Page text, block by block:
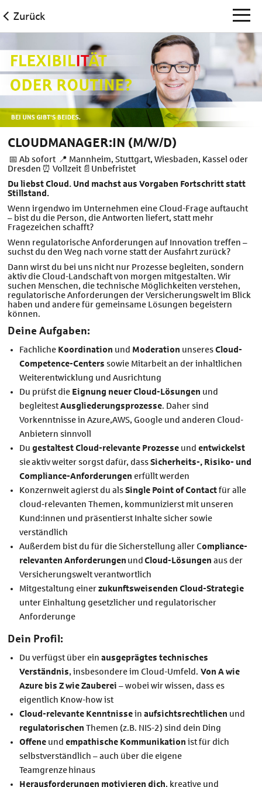
Zurück
CLOUDMANAGER:IN (M/W/D)
📅 Ab sofort 📍 Mannheim, Stuttgart, Wiesbaden, Kassel oder
Dresden ⏰ Vollzeit 📄Unbefristet
Du liebst Cloud. Und machst aus Vorgaben Fortschritt statt
Stillstand.
Wenn irgendwo im Unternehmen eine Cloud-Frage auftaucht
– bist du die Person, die Antworten liefert, statt mehr
Fragezeichen schafft?
Wenn regulatorische Anforderungen auf Innovation treffen –
suchst du den Weg nach vorne statt der Ausfahrt zurück?
Dann wirst du bei uns nicht nur Prozesse begleiten, sondern
aktiv die Cloud-Landschaft von morgen mitgestalten. Wir
suchen Menschen, die technische Möglichkeiten verstehen,
regulatorische Anforderungen der Versicherungswelt im Blick
haben und andere für gemeinsame Lösungen begeistern
können.
Deine Aufgaben:
Fachliche Koordination und Moderation unseresCloud-
Competence-Centers sowie Mitarbeit an der inhaltlichen
Weiterentwicklung und Ausrichtung
Du prüfst die Eignung neuer Cloud-Lösungen und
begleitestAusgliederungsprozesse. Daher sind
Vorkenntnisse in Azure,AWS, Google und anderen Cloud-
Anbietern sinnvoll
Dugestaltest Cloud-relevante Prozesse undentwickelst
sie aktiv weiter sorgst dafür, dassSicherheits-, Risiko- und
Compliance-Anforderungen erfüllt werden
Konzernweit agierst du alsSingle Point of Contactfür alle
cloud‑relevanten Themen, kommunizierst mit unseren
Kund:innen und präsentierst Inhalte sicher sowie
verständlich
Außerdem bist du für die Sicherstellung aller Compliance-
relevanten Anforderungen undCloud-Lösungen aus der
Versicherungswelt verantwortlich
Mitgestaltung einerzukunftsweisenden Cloud-Strategie
unter Einhaltung gesetzlicher und regulatorischer
Anforderunge
Dein Profil:
Du verfügst über einausgeprägtes technisches
Verständnis, insbesondere im Cloud-Umfeld.Von A wie
Azure bis Z wie Zauberei – wobei wir wissen, dass es
eigentlich Know-how ist
Cloud-relevante Kenntnisseinaufsichtsrechtlichen und
regulatorischen Themen (z.B. NIS-2) sind dein Ding
Offene undempathische Kommunikation ist für dich
selbstverständlich – auch über die eigene
Teamgrenze hinaus
Herausforderungen motivieren dich, kreative und